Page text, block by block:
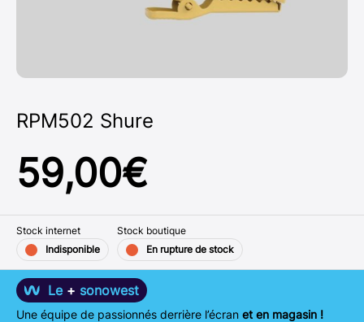
RPM502 Shure
59,00€
Stock internet
Indisponible
Stock boutique
En rupture de stock
Le + sonowest
Une équipe de passionnés derrière l’écran et en magasin !